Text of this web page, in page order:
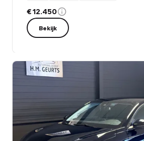
€ 12.450
Bekijk